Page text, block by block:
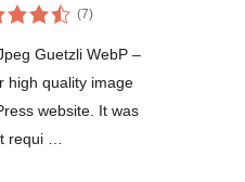
(7vērtējumu
kopsumma
)
Guetzli WebP –
high quality image
website. It was
requi …